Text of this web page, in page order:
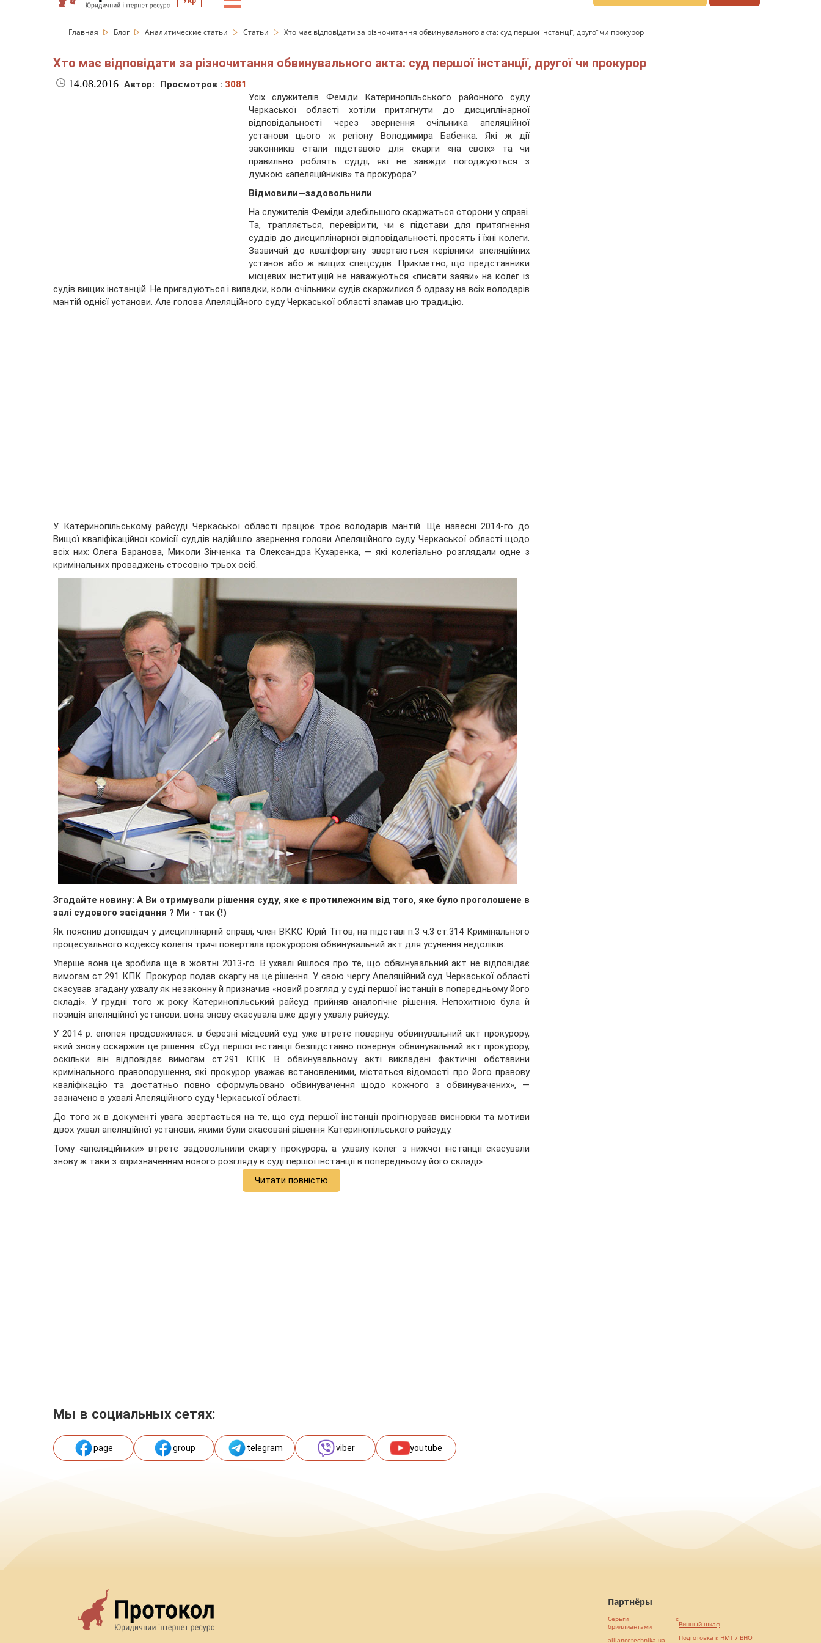
Главная Блог Аналитические статьи Статьи Хто має відповідати за різночитання обвинувального акта: суд першої інстанції, другої чи прокурор
Хто має відповідати за різночитання обвинувального акта: суд першої інстанції, другої чи прокурор
14.08.2016 Автор: Просмотров : 3081
Усіх служителів Феміди Катеринопільського районного суду
Черкаської області хотіли притягнути до дисциплінарної
відповідальності через звернення очільника апеляційної
установи цього ж регіону Володимира Бабенка. Які ж дії
законників стали підставою для скарги «на своїх» та чи
правильно роблять судді, які не завжди погоджуються з
думкою «апеляційників» та прокурора?
Відмовили—задовольнили
На служителів Феміди здебільшого скаржаться сторони у справі.
Та, трапляється, перевірити, чи є підстави для притягнення
суддів до дисциплінарної відповідальності, просять і їхні колеги.
Зазвичай до кваліфоргану звертаються керівники апеляційних
установ або ж вищих спецсудів. Прикметно, що представники
місцевих інституцій не наважуються «писати заяви» на колег із
судів вищих інстанцій. Не пригадуються і випадки, коли очільники судів скаржилися б одразу на всіх володарів
мантій однієї установи. Але голова Апеляційного суду Черкаської області зламав цю традицію.
У Катеринопільському райсуді Черкаської області працює троє володарів мантій. Ще навесні 2014-го до
Вищої кваліфікаційної комісії суддів надійшло звернення голови Апеляційного суду Черкаської області щодо
всіх них: Олега Баранова, Миколи Зінченка та Олександра Кухаренка, — які колегіально розглядали одне з
кримінальних проваджень стосовно трьох осіб.
Згадайте новину: А Ви отримували рішення суду, яке є протилежним від того, яке було проголошене в
залі судового засідання ? Ми - так (!)
Як пояснив доповідач у дисциплінарній справі, член ВККС Юрій Тітов, на підставі п.3 ч.3 ст.314 Кримінального
процесуального кодексу колегія тричі повертала прокуророві обвинувальний акт для усунення недоліків.
Уперше вона це зробила ще в жовтні 2013-го. В ухвалі йшлося про те, що обвинувальний акт не відповідає
вимогам ст.291 КПК. Прокурор подав скаргу на це рішення. У свою чергу Апеляційний суд Черкаської області
скасував згадану ухвалу як незаконну й призначив «новий розгляд у суді першої інстанції в попередньому його
складі». У грудні того ж року Катеринопільський райсуд прийняв аналогічне рішення. Непохитною була й
позиція апеляційної установи: вона знову скасувала вже другу ухвалу райсуду.
У 2014 р. епопея продовжилася: в березні місцевий суд уже втретє повернув обвинувальний акт прокурору,
який знову оскаржив це рішення. «Суд першої інстанції безпідставно повернув обвинувальний акт прокурору,
оскільки він відповідає вимогам ст.291 КПК. В обвинувальному акті викладені фактичні обставини
кримінального правопорушення, які прокурор уважає встановленими, містяться відомості про його правову
кваліфікацію та достатньо повно сформульовано обвинувачення щодо кожного з обвинувачених», —
зазначено в ухвалі Апеляційного суду Черкаської області.
До того ж в документі увага звертається на те, що суд першої інстанції проігнорував висновки та мотиви
двох ухвал апеляційної установи, якими були скасовані рішення Катеринопільського райсуду.
Тому «апеляційники» втретє задовольнили скаргу прокурора, а ухвалу колег з нижчої інстанції скасували
знову ж таки з «призначенням нового розгляду в суді першої інстанції в попередньому його складі».
Читати повністю
Мы в социальных сетях:
page group telegram viber youtube
Партнёры
Серьги с
бриллиантами
alliancetechnika.ua
Винный шкаф
Подготовка к НМТ / ВНО